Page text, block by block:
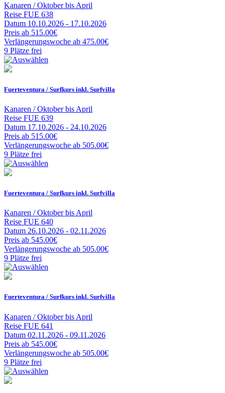
Kanaren / Oktober bis April
Reise FUE 638
Datum 10.10.2026 - 17.10.2026
Preis ab 515.00€
Verlängerungswoche ab 475.00€
9 Plätze frei
Fuerteventura / Surfkurs inkl. Surfvilla
Kanaren / Oktober bis April
Reise FUE 639
Datum 17.10.2026 - 24.10.2026
Preis ab 515.00€
Verlängerungswoche ab 505.00€
9 Plätze frei
Fuerteventura / Surfkurs inkl. Surfvilla
Kanaren / Oktober bis April
Reise FUE 640
Datum 26.10.2026 - 02.11.2026
Preis ab 545.00€
Verlängerungswoche ab 505.00€
9 Plätze frei
Fuerteventura / Surfkurs inkl. Surfvilla
Kanaren / Oktober bis April
Reise FUE 641
Datum 02.11.2026 - 09.11.2026
Preis ab 545.00€
Verlängerungswoche ab 505.00€
9 Plätze frei